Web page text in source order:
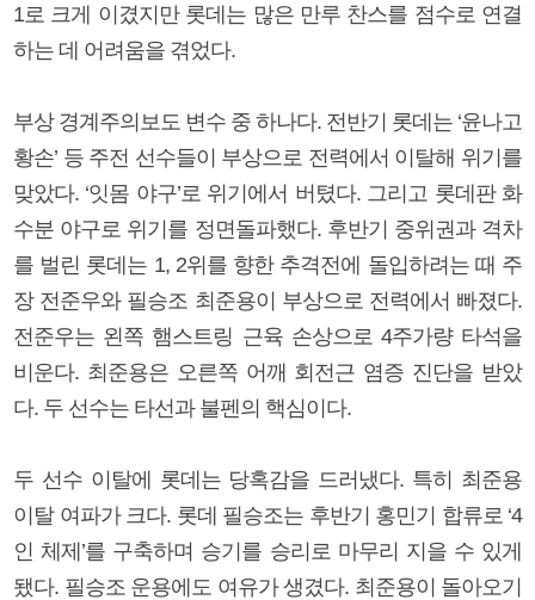
1로 크게 이겼지만 롯데는 많은 만루 찬스를 점수로 연결
하는 데 어려움을 겪었다.
부상 경계주의보도 변수 중 하나다. 전반기 롯데는 ‘윤나고
황손’ 등 주전 선수들이 부상으로 전력에서 이탈해 위기를
맞았다. ‘잇몸 야구’로 위기에서 버텼다. 그리고 롯데판 화
수분 야구로 위기를 정면돌파했다. 후반기 중위권과 격차
를 벌린 롯데는 1, 2위를 향한 추격전에 돌입하려는 때 주
장 전준우와 필승조 최준용이 부상으로 전력에서 빠졌다.
전준우는 왼쪽 햄스트링 근육 손상으로 4주가량 타석을
비운다. 최준용은 오른쪽 어깨 회전근 염증 진단을 받았
다. 두 선수는 타선과 불펜의 핵심이다.
두 선수 이탈에 롯데는 당혹감을 드러냈다. 특히 최준용
이탈 여파가 크다. 롯데 필승조는 후반기 홍민기 합류로 ‘4
인 체제’를 구축하며 승기를 승리로 마무리 지을 수 있게
됐다. 필승조 운용에도 여유가 생겼다. 최준용이 돌아오기